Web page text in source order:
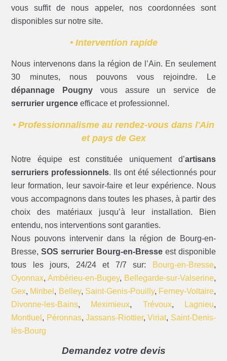
vous suffit de nous appeler, nos coordonnées sont
disponibles sur notre site.
• Intervention rapide
Nous intervenons dans la région de l’Ain. En seulement
30 minutes, nous pouvons vous rejoindre. Le
dépannage Pougny vous assure un service de
serrurier urgence efficace et professionnel.
• Professionnalisme au rendez-vous dans l'Ain
et pays de Gex
Notre équipe est constituée uniquement d’artisans
serruriers professionnels. Ils ont été sélectionnés pour
leur formation, leur savoir-faire et leur expérience. Nous
vous accompagnons dans toutes les phases, à partir des
choix des matériaux jusqu’à leur installation. Bien
entendu, nos interventions sont garanties.
Nous pouvons intervenir dans la région de Bourg-en-
Bresse,SOS serrurier Bourg-en-Bresseest disponible
tous les jours, 24/24 et 7/7 sur:
Bourg-en-Bresse,
Oyonnax, Ambérieu-en-Bugey, Bellegarde-sur-Valserine,
Gex, Miribel , Belley, Saint-Genis-Pouilly, Ferney-Voltaire,
Divonne-les-Bains, Meximieux, Trévoux, Lagnieu,
Montluel , Péronnas, Jassans-Riottier,Viriat, Saint-Denis-
lès-Bourg
Demandez votre devis